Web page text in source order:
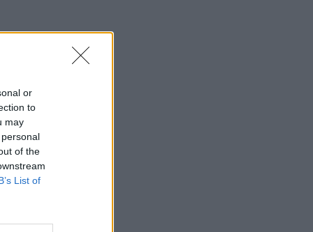
or
to
may
of the
List of